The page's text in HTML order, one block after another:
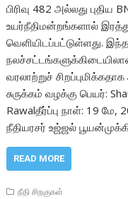
பிரிவு 482 அல்லது புதிய
உயர்நீதிமன்றங்களால்
வெளியிடப்பட்டுள்ளது.
வரலாற்றுச்
சுருக்கம் வழக்கு பெயர்:
Rawalதீர்ப்பு நாள்: 19 மே,
நீதியரசர் உஜ்ஜல்
READ MORE
நீதி சிறகுகள்